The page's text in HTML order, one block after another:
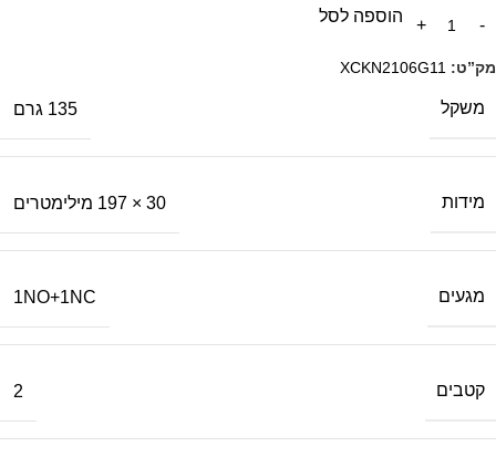
הוספה לסל
מק”ט: XCKN2106G11
משקל 135 גרם
מידות 30 × 197 מילימטרים
מגעים 1NO+1NC
קטבים 2